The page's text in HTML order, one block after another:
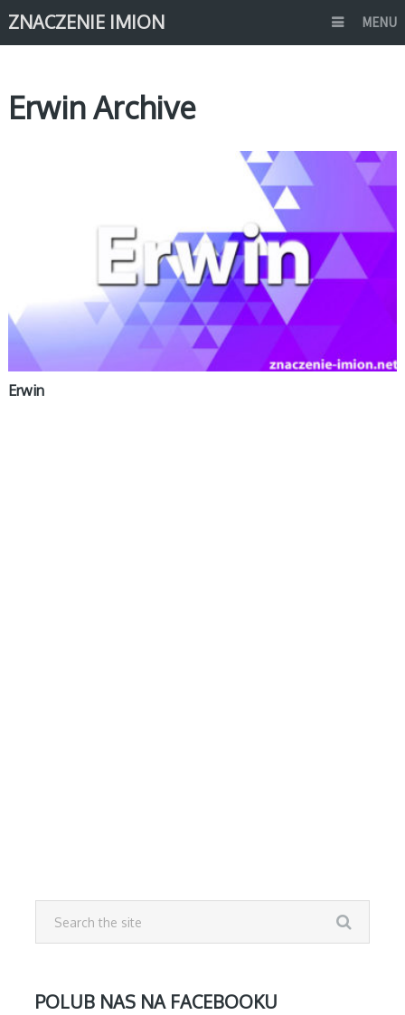
ZNACZENIE IMION MENU
Erwin Archive
Erwin
POLUB NAS NA FACEBOOKU